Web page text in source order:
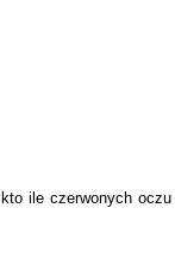
ile czerwonych